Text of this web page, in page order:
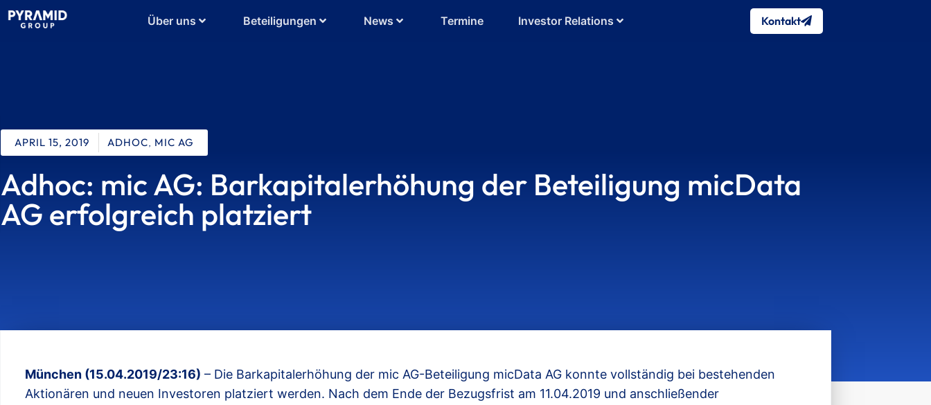
Über uns Beteiligungen News Termine Investor Relations Kontakt
APRIL 15, 2019 ADHOC, MIC AG
Adhoc: mic AG: Barkapitalerhöhung der Beteiligung micData
AG erfolgreich platziert
München (15.04.2019/23:16) – Die Barkapitalerhöhung der mic AG-Beteiligung micData AG konnte vollständig bei bestehenden
Aktionären und neuen Investoren platziert werden. Nach dem Ende der Bezugsfrist am 11.04.2019 und anschließender